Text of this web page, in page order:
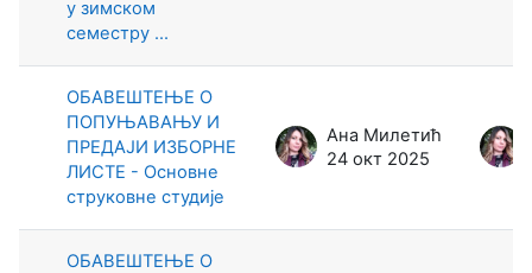
у зимском
семестру ...
ОБАВЕШТЕЊЕ О
ПОПУЊАВАЊУ И
ПРЕДАЈИ ИЗБОРНЕ
ЛИСТЕ - Основне
струковне студије
Ана Милетић
24 окт 2025
ОБАВЕШТЕЊЕ О